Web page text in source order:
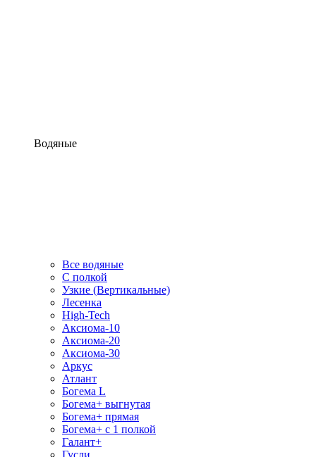
Водяные
Все водяные
С полкой
Узкие (Вертикальные)
Лесенка
High-Tech
Аксиома-10
Аксиома-20
Аксиома-30
Аркус
Атлант
Богема L
Богема+ выгнутая
Богема+ прямая
Богема+ с 1 полкой
Галант+
Гусли